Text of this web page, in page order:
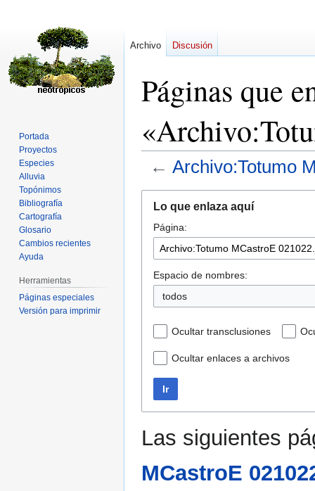
Páginas que
← Archivo:Totumo
navegación
búsqueda
Lo que enlaza aquí
Página:
Espacio de nombres:
todos
Ocultar transclusiones
Ocultar enlaces a archivos
Ir
Las siguientes
MCastroE
Archivo Discusión
Portada
Proyectos
Especies
Alluvia
Topónimos
Bibliografía
Cartografía
Glosario
Cambios recientes
Ayuda
Herramientas
Páginas especiales
Versión para imprimir